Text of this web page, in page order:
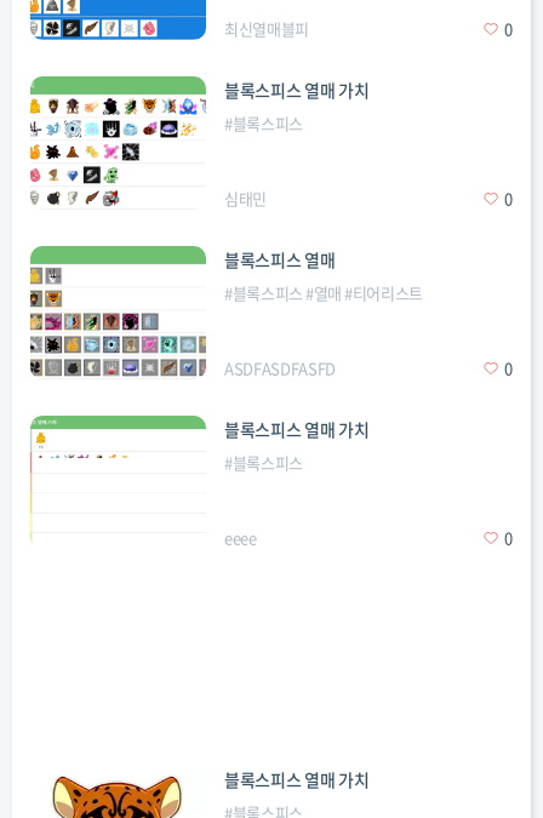
최신열매블피 0
블록스피스 열매 가치
#블록스피스
심태민 0
블록스피스 열매
#블록스피스#열매#티어리스트
ASDFASDFASFD 0
블록스피스 열매 가치
#블록스피스
eeee 0
블록스피스 열매 가치
#블록스피스